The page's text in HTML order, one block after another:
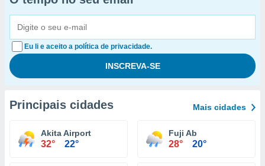
Eu li e aceito a política de privacidade.
Principais cidades Mais cidades
Akita Airport
32° 22°
Fuji Ab
28° 20°